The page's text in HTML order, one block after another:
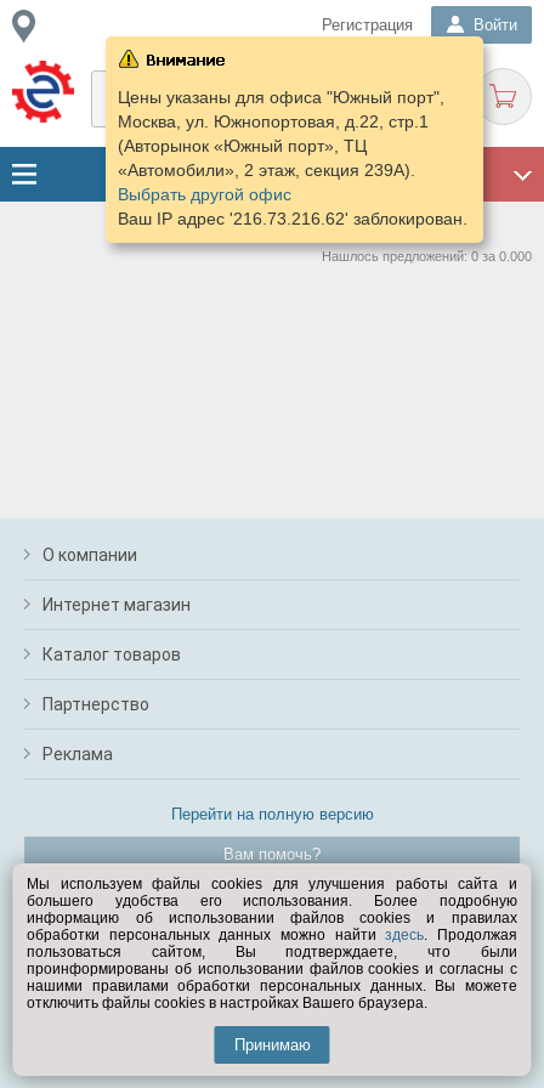
Регистрация Войти
Цены указаны для офиса "Южный порт",
Москва, ул. Южнопортовая, д.22, стр.1
(Авторынок «Южный порт», ТЦ
«Автомобили», 2 этаж, секция 239А).
Выбрать другой офис
Ваш IP адрес '216.73.216.62' заблокирован.
Нашлось предложений: 0 за 0.000
О компании
Интернет магазин
Каталог товаров
Партнерство
Реклама
Перейти на полную версию
Вам помочь?
© Exist.ru 1998—2026
Мы используем файлы cookies для улучшения работы сайта и
большего удобства его использования. Более подробную
информацию об использовании файлов cookies и правилах
обработки персональных данных можно найтиздесь. Продолжая
пользоваться сайтом, Вы подтверждаете, что были
проинформированы об использовании файлов cookies и согласны с
нашими правилами обработки персональных данных. Вы можете
отключить файлы cookies в настройках Вашего браузера.
Принимаю